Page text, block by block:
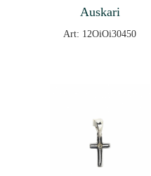
Auskari
Art: 12OiOi30450